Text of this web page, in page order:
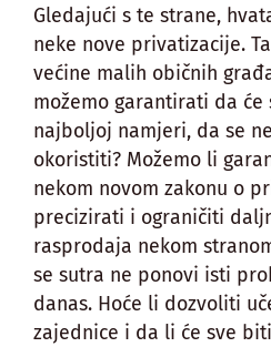
Gledajući s te strane,
neke nove privatizacije.
većine malih običnih
možemo garantirati da
najboljoj namjeri, da se
okoristiti? Možemo li
nekom novom zakonu o
precizirati i ograničiti
rasprodaja nekom
se sutra ne ponovi isti
danas. Hoće li dozvoliti
zajednice i da li će sve